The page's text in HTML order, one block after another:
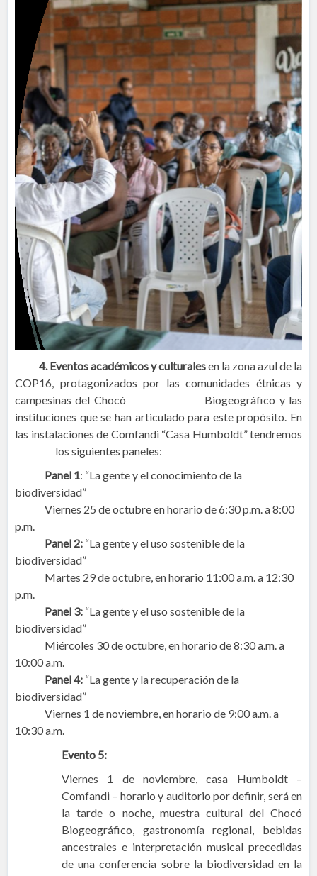
4. Eventos académicos y culturalesen la zona azul de la
COP16, protagonizados por las comunidades étnicas y
campesinas del Chocó Biogeográfico y las
instituciones que se han articulado para este propósito. En
las instalaciones de Comfandi “Casa Humboldt” tendremos
los siguientes paneles:
Panel 1: “La gente y el conocimiento de la
biodiversidad”
Viernes 25 de octubre en horario de 6:30 p.m. a 8:00
p.m.
Panel 2: “La gente y el uso sostenible de la
biodiversidad”
Martes 29 de octubre, en horario 11:00 a.m. a 12:30
p.m.
Panel 3: “La gente y el uso sostenible de la
biodiversidad”
Miércoles 30 de octubre, en horario de 8:30 a.m. a
10:00 a.m.
Panel 4: “La gente y la recuperación de la
biodiversidad”
Viernes 1 de noviembre, en horario de 9:00 a.m. a
10:30 a.m.
Evento 5:
Viernes 1 de noviembre, casa Humboldt –
Comfandi – horario y auditorio por definir, será en
la tarde o noche, muestra cultural del Chocó
Biogeográfico, gastronomía regional, bebidas
ancestrales e interpretación musical precedidas
de una conferencia sobre la biodiversidad en la